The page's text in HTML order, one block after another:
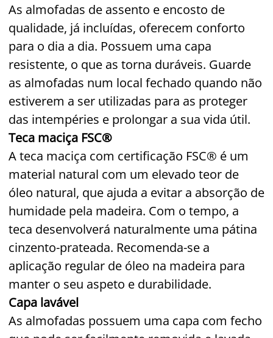
As almofadas de assento e encosto de
qualidade, já incluídas, oferecem conforto
para o dia a dia. Possuem uma capa
resistente, o que as torna duráveis. Guarde
as almofadas num local fechado quando não
estiverem a ser utilizadas para as proteger
das intempéries e prolongar a sua vida útil.
Teca maciça FSC®
A teca maciça com certificação FSC® é um
material natural com um elevado teor de
óleo natural, que ajuda a evitar a absorção de
humidade pela madeira. Com o tempo, a
teca desenvolverá naturalmente uma pátina
cinzento-prateada. Recomenda-se a
aplicação regular de óleo na madeira para
manter o seu aspeto e durabilidade.
Capa lavável
As almofadas possuem uma capa com fecho